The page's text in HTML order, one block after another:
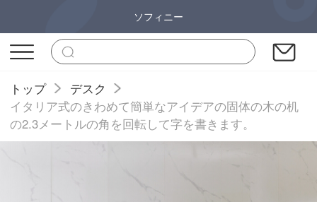
ソフィニー
トップ
デスク
イタリア式のきわめて簡単なアイデアの固体の木の机
の2.3メートルの角を回転して字を書きます。